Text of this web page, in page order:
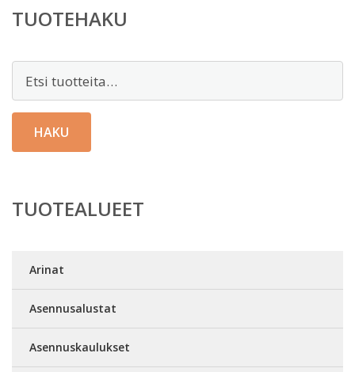
TUOTEHAKU
HAKU
TUOTEALUEET
Arinat
Asennusalustat
Asennuskaulukset